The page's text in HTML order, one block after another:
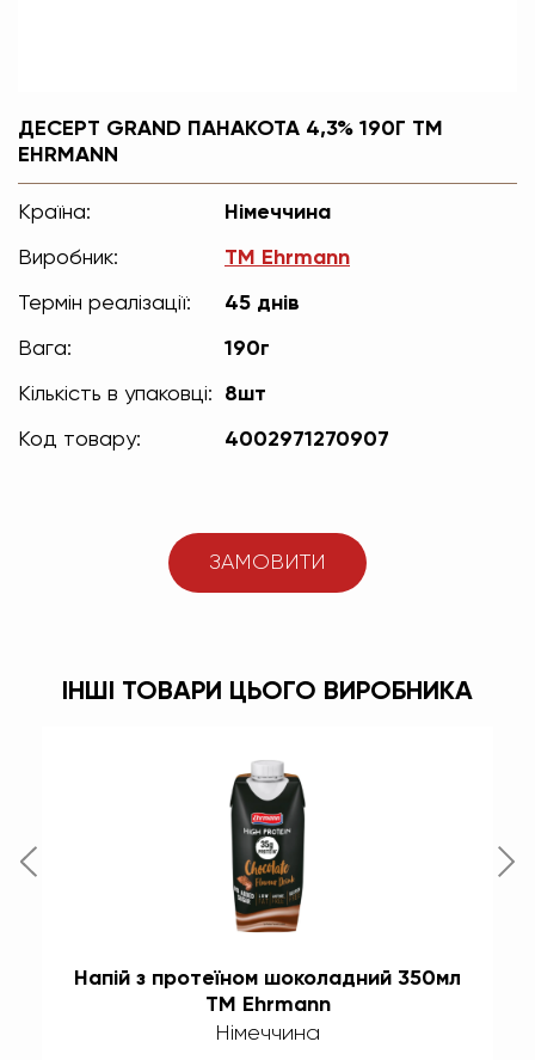
ДЕСЕРТ GRAND ПАНАКОТА 4,3% 190Г TM
EHRMANN
Країна: Німеччина
Виробник: TM Ehrmann
Термін реалізації: 45 днів
Вага: 190г
Кількість в упаковці: 8шт
Код товару: 4002971270907
ЗАМОВИТИ
ІНШІ ТОВАРИ ЦЬОГО ВИРОБНИКА
Напій з протеїном шоколадний 350мл
ТМ Ehrmann
Німеччина